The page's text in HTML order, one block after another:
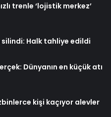
trenle ‘lojistik merkez’
Halk tahliye edildi
Dünyanın en küçük atı
kişi kaçıyor alevler